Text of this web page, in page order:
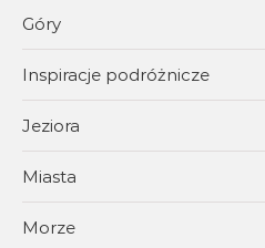
Góry
Inspiracje podróżnicze
Jeziora
Miasta
Morze